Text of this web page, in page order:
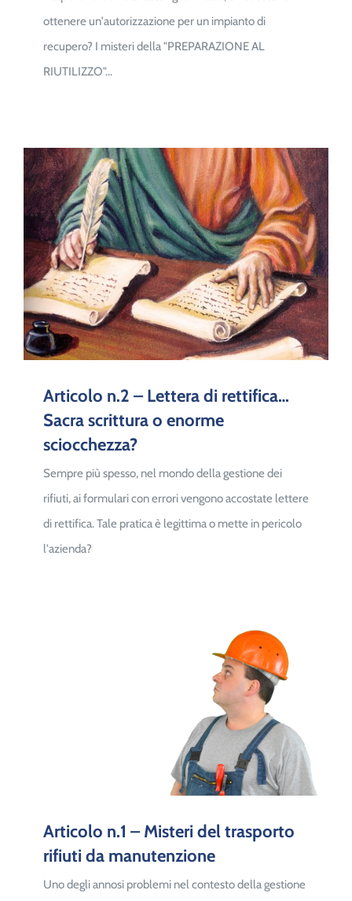
ottenere un'autorizzazione per un impianto di
recupero? I misteri della "PREPARAZIONE AL
RIUTILIZZO"...
Articolo n.2 – Lettera di rettifica…
Sacra scrittura o enorme
sciocchezza?
Sempre più spesso, nel mondo della gestione dei
rifiuti, ai formulari con errori vengono accostate lettere
di rettifica. Tale pratica è legittima o mette in pericolo
l'azienda?
Articolo n.1 – Misteri del trasporto
rifiuti da manutenzione
Uno degli annosi problemi nel contesto della gestione